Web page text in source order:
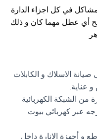
في كل اجزاء الدارة
أي عطل مهما كان و ذلك
صيانة الاسلاك و الكابلات
و عناية.
من الشبكة الكهربائية
عبر كهربائي بيوت
و أجهزة الانارة داخل